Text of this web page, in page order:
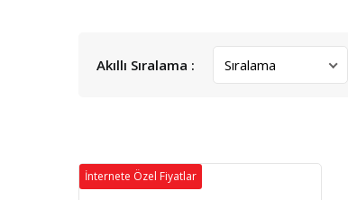
Akıllı Sıralama :
İnternete Özel Fiyatlar